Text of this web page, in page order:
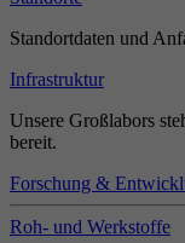
Standortdaten und
Infrastruktur
Unsere Großlabors
bereit.
Forschung &
Roh- und Werkstoffe